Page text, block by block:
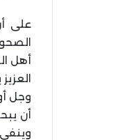
على
أهل
وجل
أن